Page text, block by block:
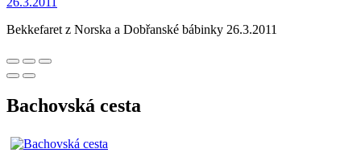
Bekkefaret z Norska a Dobřanské bábinky 26.3.2011
Bachovská cesta